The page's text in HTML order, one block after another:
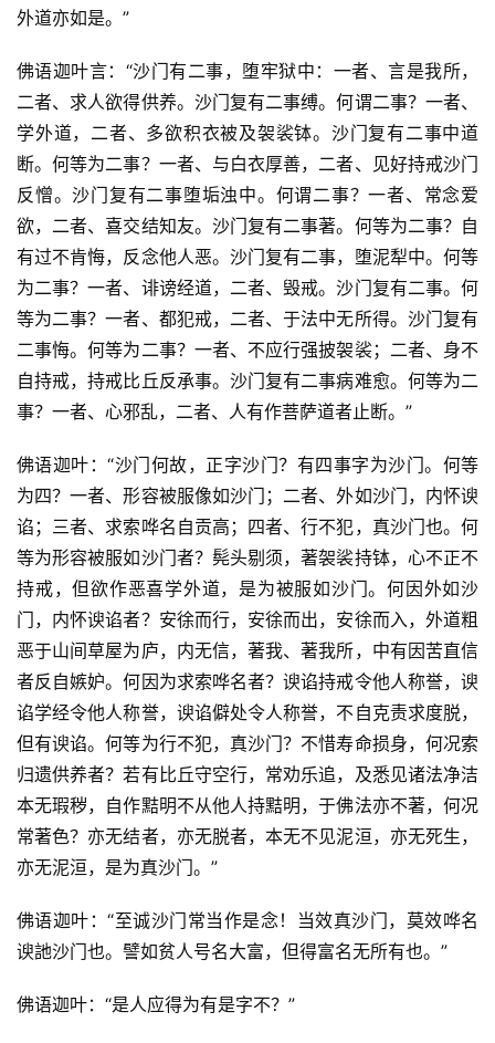
外道亦如是。”
佛语迦叶言：“沙门有二事，堕牢狱中：一者、言是我所，
二者、求人欲得供养。沙门复有二事缚。何谓二事？一者、
学外道，二者、多欲积衣被及袈裟钵。沙门复有二事中道
断。何等为二事？一者、与白衣厚善，二者、见好持戒沙门
反憎。沙门复有二事堕垢浊中。何谓二事？一者、常念爱
欲，二者、喜交结知友。沙门复有二事著。何等为二事？自
有过不肯悔，反念他人恶。沙门复有二事，堕泥犁中。何等
为二事？一者、诽谤经道，二者、毁戒。沙门复有二事。何
等为二事？一者、都犯戒，二者、于法中无所得。沙门复有
二事悔。何等为二事？一者、不应行强披袈裟；二者、身不
自持戒，持戒比丘反承事。沙门复有二事病难愈。何等为二
事？一者、心邪乱，二者、人有作菩萨道者止断。”
佛语迦叶：“沙门何故，正字沙门？有四事字为沙门。何等
为四？一者、形容被服像如沙门；二者、外如沙门，内怀谀
谄；三者、求索哗名自贡高；四者、行不犯，真沙门也。何
等为形容被服如沙门者？髡头剔须，著袈裟持钵，心不正不
持戒，但欲作恶喜学外道，是为被服如沙门。何因外如沙
门，内怀谀谄者？安徐而行，安徐而出，安徐而入，外道粗
恶于山间草屋为庐，内无信，著我、著我所，中有因苦直信
者反自嫉妒。何因为求索哗名者？谀谄持戒令他人称誉，谀
谄学经令他人称誉，谀谄僻处令人称誉，不自克责求度脱，
但有谀谄。何等为行不犯，真沙门？不惜寿命损身，何况索
归遗供养者？若有比丘守空行，常劝乐追，及悉见诸法净洁
本无瑕秽，自作黠明不从他人持黠明，于佛法亦不著，何况
常著色？亦无结者，亦无脱者，本无不见泥洹，亦无死生，
亦无泥洹，是为真沙门。”
佛语迦叶：“至诚沙门常当作是念！当效真沙门，莫效哗名
谀訑沙门也。譬如贫人号名大富，但得富名无所有也。”
佛语迦叶：“是人应得为有是字不？”